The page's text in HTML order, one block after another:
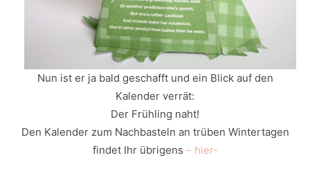
Nun ist er ja bald geschafft und ein Blick auf den
Kalender verrät:
Der Frühling naht!
Den Kalender zum Nachbasteln an trüben Wintertagen
findet Ihr übrigens – hier-